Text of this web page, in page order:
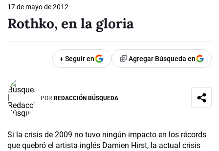
17 de mayo de 2012
Rothko, en la gloria
+ Seguir en Agregar Búsqueda en
POR REDACCIÓN BÚSQUEDA
Si la crisis de 2009 no tuvo ningún impacto en los récords
que quebró el artista inglés Damien Hirst, la actual crisis